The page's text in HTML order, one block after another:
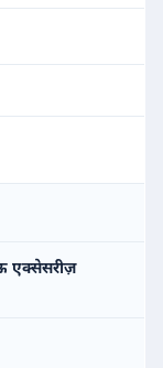
एक्सेसरीज़